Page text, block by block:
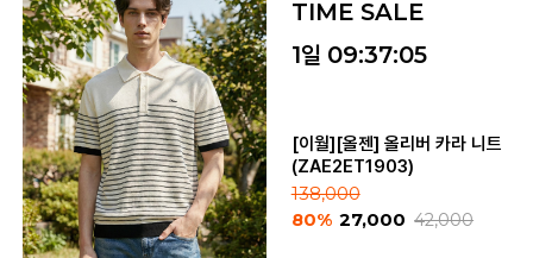
TIME SALE
1일 09:37:02
[이월][올젠] 올리버 카라 니트
(ZAE2ET1903)
138,000
80% 27,000 42,000